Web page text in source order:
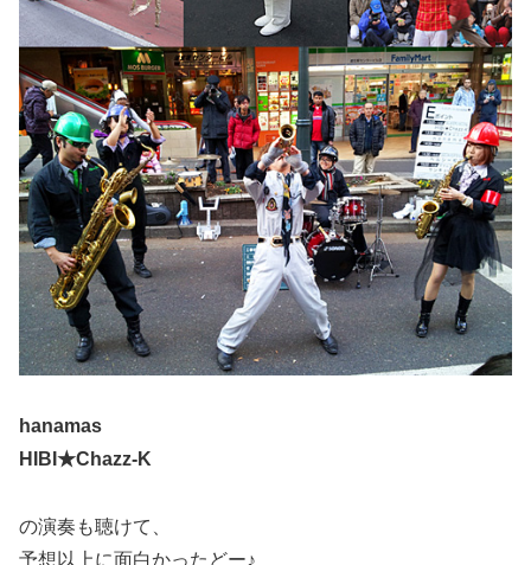
hanamas
HIBI★Chazz-K
の演奏も聴けて、
予想以上に面白かったどー♪